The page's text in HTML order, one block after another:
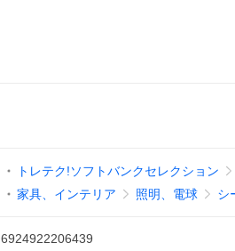
トレテク!ソフトバンクセレクション
家具、インテリア
照明、電球 シ
6924922206439